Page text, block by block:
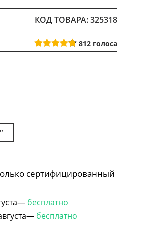
КОД ТОВАРА: 325318
812 голоса
сертифицированный
бесплатно
бесплатно